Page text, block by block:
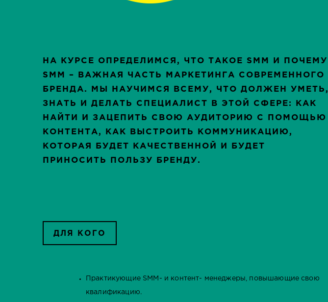
НА КУРСЕ ОПРЕДЕЛИМСЯ, ЧТО ТАКОЕ SMM И ПОЧЕМУ
SMM – ВАЖНАЯ ЧАСТЬ МАРКЕТИНГА СОВРЕМЕННОГО
БРЕНДА. МЫ НАУЧИМСЯ ВСЕМУ, ЧТО ДОЛЖЕН УМЕТЬ,
ЗНАТЬ И ДЕЛАТЬ СПЕЦИАЛИСТ В ЭТОЙ СФЕРЕ: КАК
НАЙТИ И ЗАЦЕПИТЬ СВОЮ АУДИТОРИЮ С ПОМОЩЬЮ
КОНТЕНТА, КАК ВЫСТРОИТЬ КОММУНИКАЦИЮ,
КОТОРАЯ БУДЕТ КАЧЕСТВЕННОЙ И БУДЕТ
ПРИНОСИТЬ ПОЛЬЗУ БРЕНДУ.
ДЛЯ КОГО
Практикующие SMM- и контент- менеджеры, повышающие свою
квалификацию.